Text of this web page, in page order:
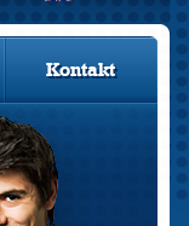
Kontakt